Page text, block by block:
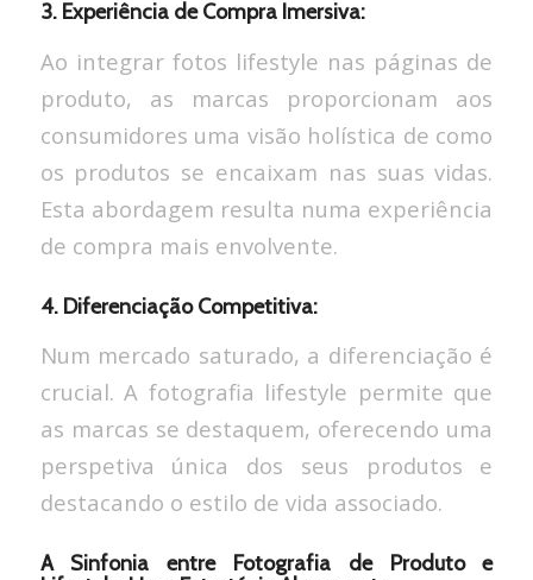
3. Experiência de Compra Imersiva:
Ao integrar fotos lifestyle nas páginas de
produto, as marcas proporcionam aos
consumidores uma visão holística de como
os produtos se encaixam nas suas vidas.
Esta abordagem resulta numa experiência
de compra mais envolvente.
4. Diferenciação Competitiva:
Num mercado saturado, a diferenciação é
crucial. A fotografia lifestyle permite que
as marcas se destaquem, oferecendo uma
perspetiva única dos seus produtos e
destacando o estilo de vida associado.
A Sinfonia entre Fotografia de Produto e